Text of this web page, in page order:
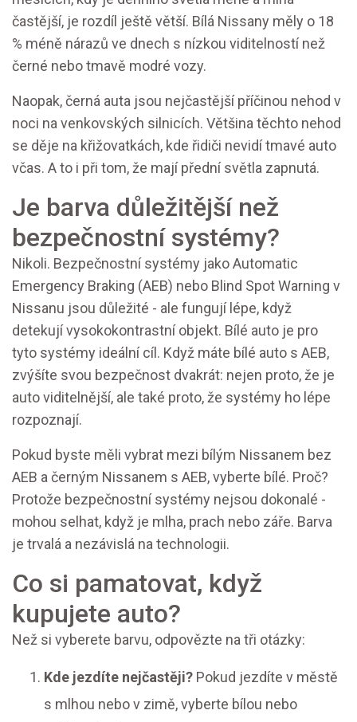
častější, je rozdíl ještě větší. Bílá Nissany měly o 18
% méně nárazů ve dnech s nízkou viditelností než
černé nebo tmavě modré vozy.
Naopak, černá auta jsou nejčastější příčinou nehod v
noci na venkovských silnicích. Většina těchto nehod
se děje na křižovatkách, kde řidiči nevidí tmavé auto
včas. A to i při tom, že mají přední světla zapnutá.
Je barva důležitější než
bezpečnostní systémy?
Nikoli. Bezpečnostní systémy jako Automatic
Emergency Braking (AEB) nebo Blind Spot Warning v
Nissanu jsou důležité - ale fungují lépe, když
detekují vysokokontrastní objekt. Bílé auto je pro
tyto systémy ideální cíl. Když máte bílé auto s AEB,
zvýšíte svou bezpečnost dvakrát: nejen proto, že je
auto viditelnější, ale také proto, že systémy ho lépe
rozpoznají.
Pokud byste měli vybrat mezi bílým Nissanem bez
AEB a černým Nissanem s AEB, vyberte bílé. Proč?
Protože bezpečnostní systémy nejsou dokonalé -
mohou selhat, když je mlha, prach nebo záře. Barva
je trvalá a nezávislá na technologii.
Co si pamatovat, když
kupujete auto?
Než si vyberete barvu, odpovězte na tři otázky:
Kde jezdíte nejčastěji? Pokud jezdíte v městě
s mlhou nebo v zimě, vyberte bílou nebo